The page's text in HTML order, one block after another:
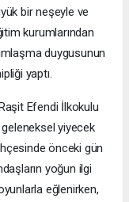
bir neşeyle ve
kurumlarından
duygusunun
yaptı.
Efendi İlkokulu
yiyecek
önceki gün
yoğun ilgi
eğlenirken,